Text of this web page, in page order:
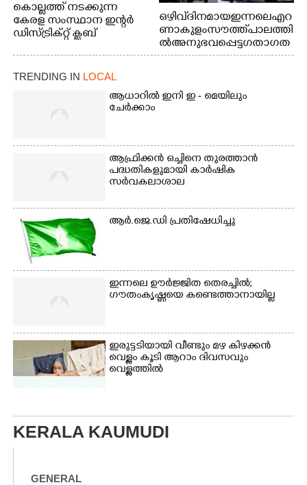
കൊല്ലത്ത് നടക്കുന്ന
കേരള സംസ്ഥാന ഇന്റർ
ഡിസ്ട്രിക്റ്റ് ക്ലബ്
ചാമ്പ്യൻഷിപ്പിൽ അണ്ടർ
20 ആൺകുട്ടികളുടെ 200
മത്സരത്തിനിടെ സിന്തറ്റിക്
ട്രാക്കിന് കുറുകെ ഓടുന്ന
ഒഴിവ് ദിനമായ ഇന്നലെ എറ
ണാകുളം സൗത്ത് പാലത്തി
ൽ അനുഭവപ്പെട്ട ഗതാഗത
ക്കുരുക്ക്
TRENDING IN LOCAL
ആധാറിൽ ഇനി ഇ - മെയിലും
ചേർക്കാം
ആഫ്രിക്കൻ ഒച്ചിനെ തുരത്താൻ
പദ്ധതികളുമായി കാർഷിക
സർവകലാശാല
ആർ.ജെ.ഡി പ്രതിഷേധിച്ചു
ഇന്നലെ ഊർജ്ജിത തെരച്ചിൽ;
ഗൗതംകൃഷ്ണയെ കണ്ടെത്താനായില്ല
ഇരുട്ടടിയായി വീണ്ടും മഴ കിഴക്കൻ
വെള്ളം കൂടി ആറാം ദിവസവും
വെള്ളത്തിൽ
KERALA KAUMUDI
GENERAL